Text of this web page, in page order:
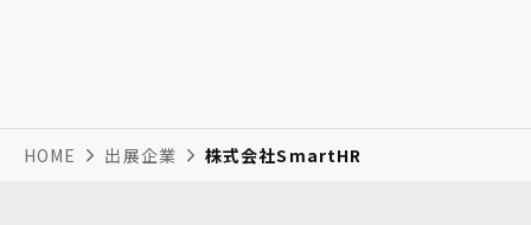
HOME 出展企業 株式会社SmartHR